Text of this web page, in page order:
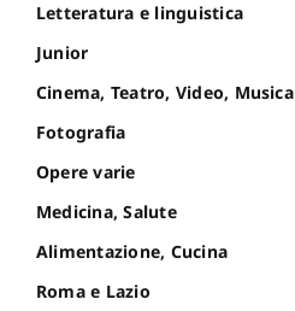
Letteratura e linguistica
Junior
Cinema, Teatro, Video, Musica
Fotografia
Opere varie
Medicina, Salute
Alimentazione, Cucina
Roma e Lazio